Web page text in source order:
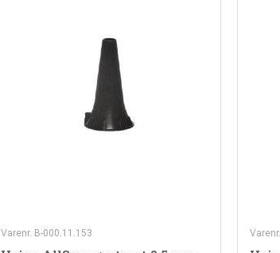
Varenr. B-000.11.153